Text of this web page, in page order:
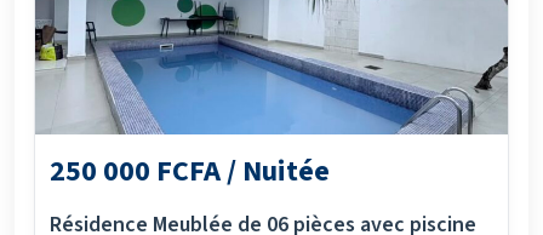
250 000 FCFA / Nuitée
Résidence Meublée de 06 pièces avec piscine